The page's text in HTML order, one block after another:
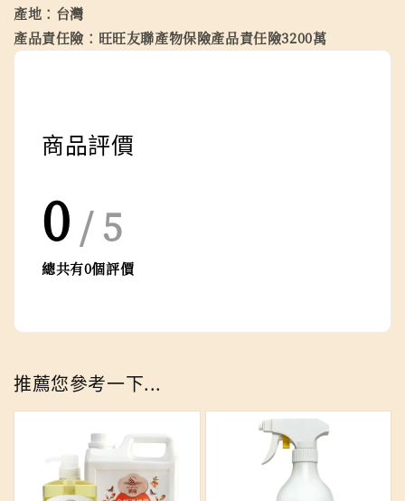
產地：台灣
產品責任險：旺旺友聯產物保險產品責任險3200萬
商品評價
0 / 5
總共有0個評價
推薦您參考一下...